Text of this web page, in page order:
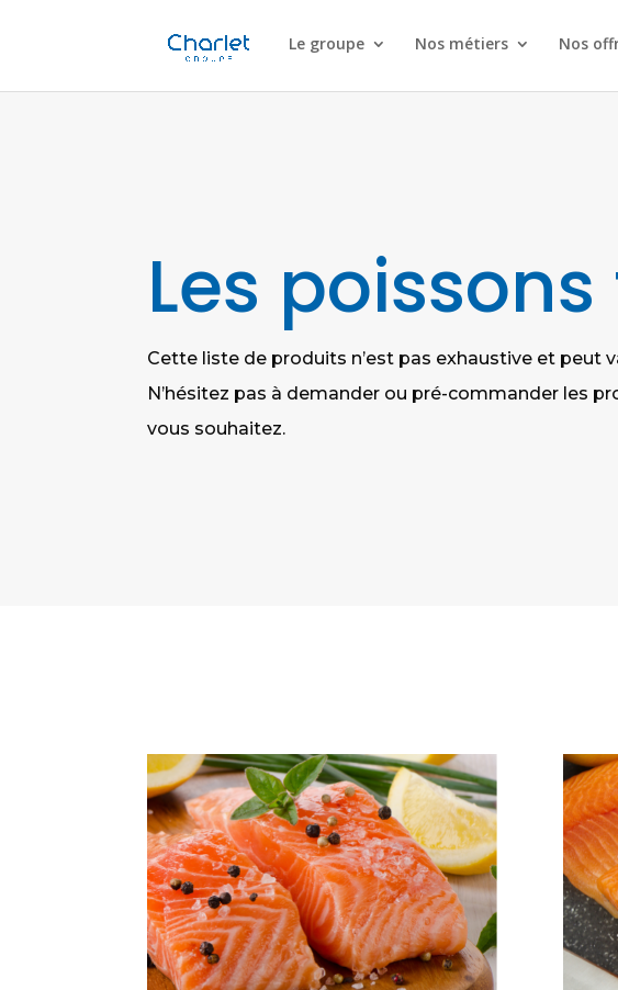
Le groupe Nos métiers Nos
Les
Cette liste de produits n’est pas exhaustive et peut
N’hésitez pas à demander ou pré-commander les
vous souhaitez.